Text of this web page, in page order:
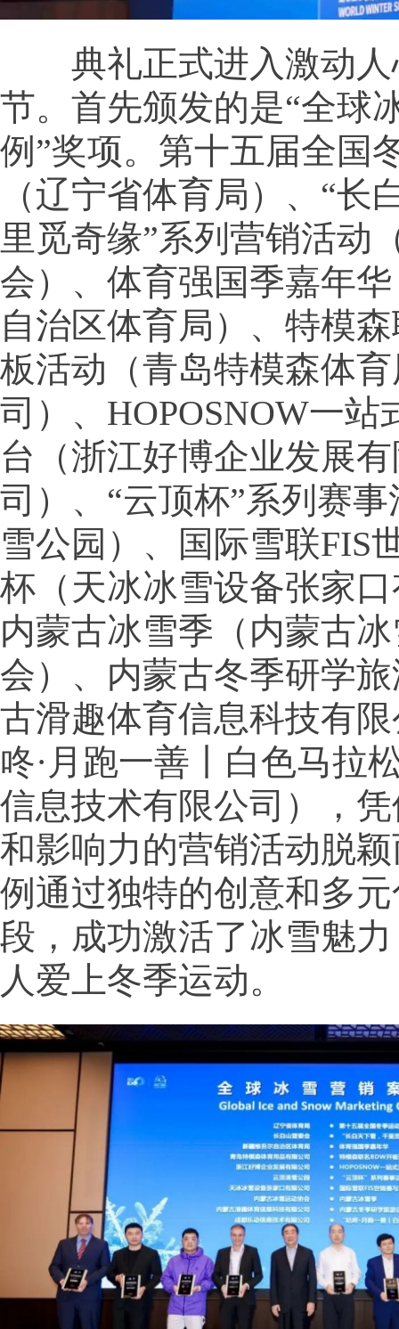
典礼正式进入激动人
节。首先颁发的是“全球
例”奖项。第十五届全国
（辽宁省体育局）、“长
里觅奇缘”系列营销活动
会）、体育强国季嘉年
自治区体育局）、特模
板活动（青岛特模森体
司）、HOPOSNOW一站
台（浙江好博企业发展
司）、“云顶杯”系列赛
雪公园）、国际雪联FIS
杯（天冰冰雪设备张家
内蒙古冰雪季（内蒙古
会）、内蒙古冬季研学
古滑趣体育信息科技有
咚·月跑一善丨白色马拉
信息技术有限公司），
和影响力的营销活动脱
例通过独特的创意和多
段，成功激活了冰雪魅
人爱上冬季运动。